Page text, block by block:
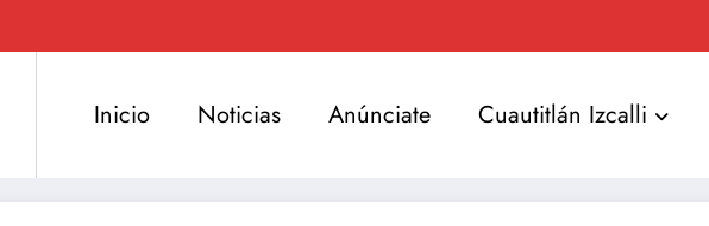
Inicio Noticias Anúnciate Cuautitlán Izcalli